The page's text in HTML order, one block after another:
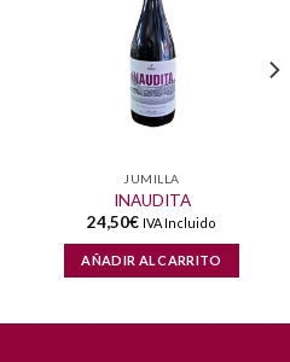
JUMILLA
INAUDITA
24,50€ IVA Incluido
AÑADIR AL CARRITO